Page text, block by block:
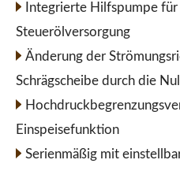
Integrierte Hilfspumpe für
Steuerölversorgung
Änderung der
Schrägscheibe durch die
Einspeisefunktion
Serienmäßig mit